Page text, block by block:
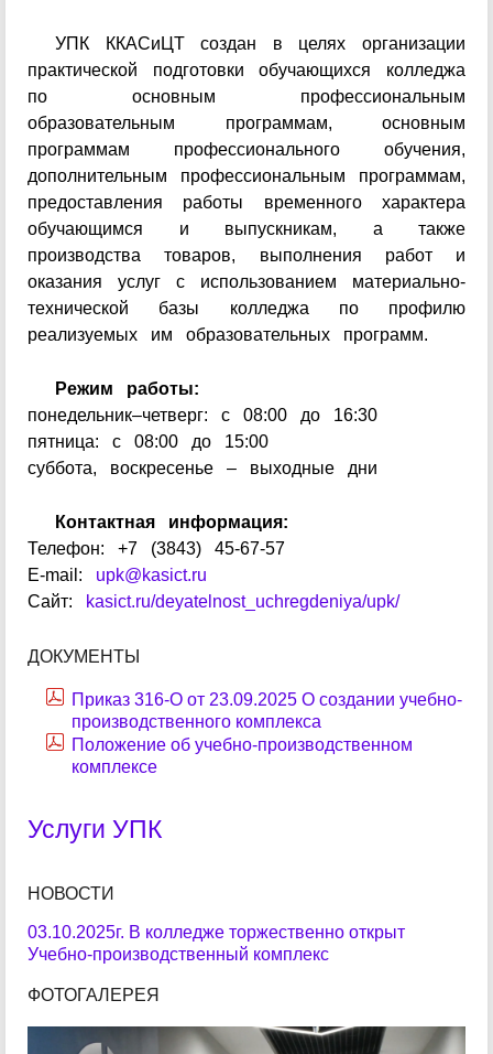
УПК ККАСиЦТ создан в целях организации
практической подготовки обучающихся колледжа
по основным профессиональным
образовательным программам, основным
программам профессионального обучения,
дополнительным профессиональным программам,
предоставления работы временного характера
обучающимся и выпускникам, а также
производства товаров, выполнения работ и
оказания услуг с использованием материально-
технической базы колледжа по профилю
реализуемых им образовательных программ.
Режим работы:
понедельник–четверг: с 08:00 до 16:30
пятница: с 08:00 до 15:00
суббота, воскресенье – выходные дни
Контактная информация:
Телефон: +7 (3843) 45-67-57
E-mail: upk@kasict.ru
Сайт:
kasict.ru/deyatelnost_uchregdeniya/upk/
ДОКУМЕНТЫ
Приказ 316-О от 23.09.2025 О создании учебно-
производственного комплекса
Положение об учебно-производственном
комплексе
Услуги УПК
НОВОСТИ
03.10.2025г. В колледже торжественно открыт
Учебно-производственный комплекс
ФОТОГАЛЕРЕЯ